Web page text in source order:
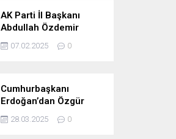
AK Parti İl Başkanı
Abdullah Özdemir
kimdir
07.02.2025 0
Cumhurbaşkanı
Erdoğan’dan Özgür
Özel’e tepki: ‘Siyasi
mandacılık talep ediyor’
28.03.2025 0